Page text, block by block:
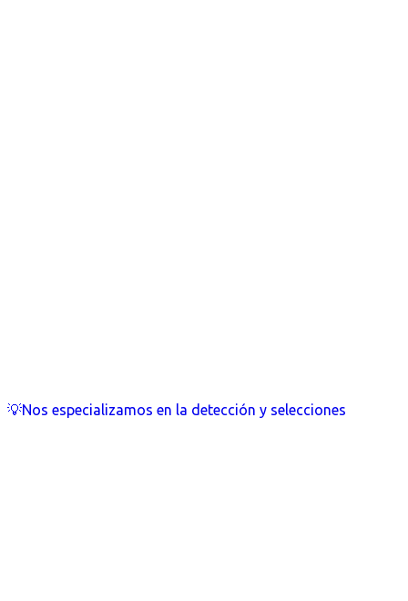
💡Nos especializamos en la detección y selecciones